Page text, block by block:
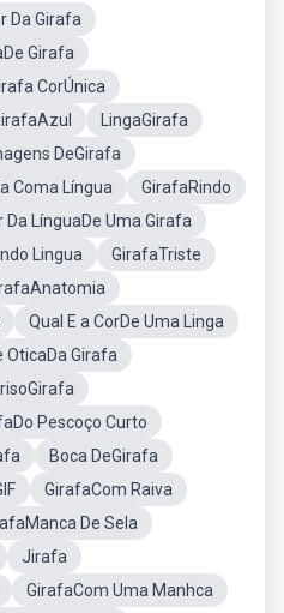
Da Girafa
Girafa
CorÚnica
LingaGirafa
DeGirafa
Coma Língua
GirafaRindo
Da LínguaDe Uma Girafa
Lingua
GirafaTriste
Qual E a CorDe Uma Linga
OticaDa Girafa
Pescoço Curto
Boca DeGirafa
GirafaCom Raiva
De Sela
Jirafa
GirafaCom Uma Manhca